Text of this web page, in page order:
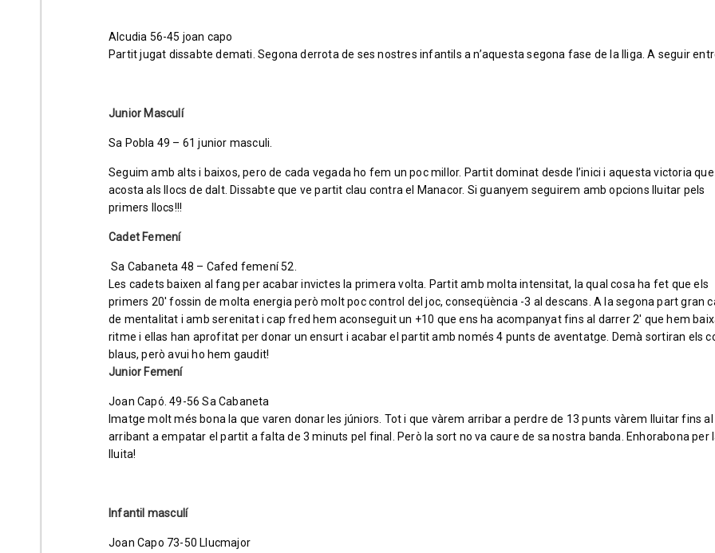
Alcudia 56-45 joan capo
Partit jugat dissabte demati. Segona derrota de ses nostres infantils a n’aquesta segona fase de la lliga. A seguir
Junior Masculí
Sa Pobla 49 – 61 junior masculi.
Seguim amb alts i baixos, pero de cada vegada ho fem un poc millor. Partit dominat desde l’inici i aquesta victoria que
acosta als llocs de dalt. Dissabte que ve partit clau contra el Manacor. Si guanyem seguirem amb opcions lluitar pels
primers llocs!!!
Cadet Femení
Sa Cabaneta 48 – Cafed femení 52.
Les cadets baixen al fang per acabar invictes la primera volta. Partit amb molta intensitat, la qual cosa ha fet que els
primers 20′ fossin de molta energia però molt poc control del joc, conseqüència -3 al descans. A la segona part gran
de mentalitat i amb serenitat i cap fred hem aconseguit un +10 que ens ha acompanyat fins al darrer 2′ que hem
ritme i ellas han aprofitat per donar un ensurt i acabar el partit amb només 4 punts de aventatge. Demà sortiran els
blaus, però avui ho hem gaudit!
Junior Femení
Joan Capó. 49-56 Sa Cabaneta
Imatge molt més bona la que varen donar les júniors. Tot i que vàrem arribar a perdre de 13 punts vàrem lluitar fins al
arribant a empatar el partit a falta de 3 minuts pel final. Però la sort no va caure de sa nostra banda. Enhorabona per
lluita!
Infantil masculí
Joan Capo 73-50 Llucmajor